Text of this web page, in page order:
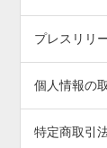
プレスリリ
個人情報の
特定商取引